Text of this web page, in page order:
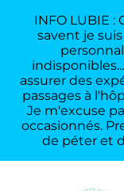
INFO LUBIE
savent je
assurer des
passages à
Je m'excuse
occasionnés.
de péter et